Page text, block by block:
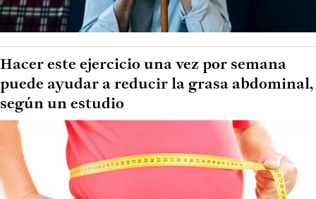
Hacer este ejercicio una vez por semana
puede ayudar a reducir la grasa abdominal,
según un estudio